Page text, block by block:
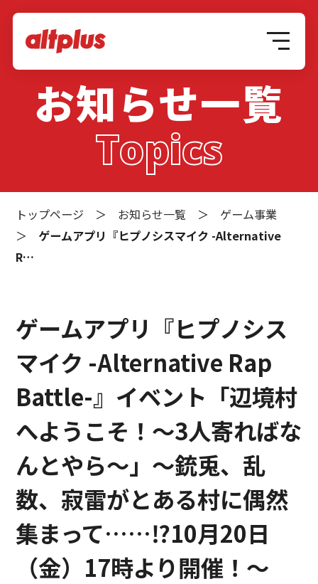
お知らせ一覧
Topics
トップページ ＞ お知らせ一覧 ＞ ゲーム事業
＞ ゲームアプリ『ヒプノシスマイク -Alternative
R…
ゲームアプリ『ヒプノシス
マイク -Alternative Rap
Battle-』イベント「辺境村
へようこそ！～3人寄ればな
んとやら～」～銃兎、乱
数、寂雷がとある村に偶然
集まって……⁉10月20日
（金）17時より開催！～